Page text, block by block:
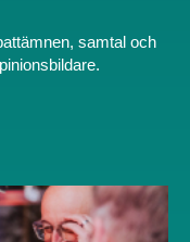
samtal och